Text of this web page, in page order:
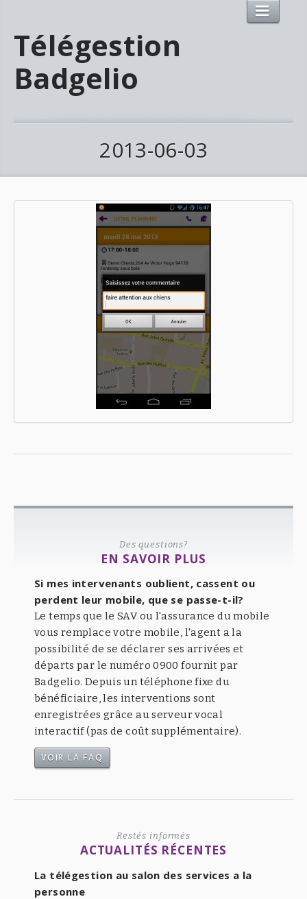
Télégestion
Badgelio
2013-06-03
Des questions?
EN SAVOIR PLUS
Si mes intervenants oublient, cassent ou
perdent leur mobile, que se passe-t-il?
Le temps que le SAV ou l'assurance du mobile
vous remplace votre mobile, l'agent a la
possibilité de se déclarer ses arrivées et
départs par le numéro 0900 fournit par
Badgelio. Depuis un téléphone fixe du
bénéficiaire, les interventions sont
enregistrées grâce au serveur vocal
interactif (pas de coût supplémentaire).
VOIR LA FAQ
Restés informés
ACTUALITÉS RÉCENTES
La télégestion au salon des services a la
personne